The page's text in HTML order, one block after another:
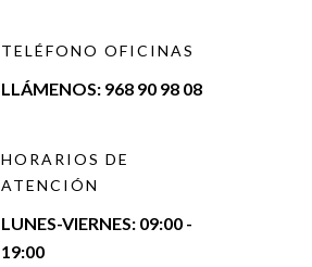
TELÉFONO OFICINAS
LLÁMENOS: 968 90 98 08
HORARIOS DE
ATENCIÓN
LUNES-VIERNES: 09:00 -
19:00